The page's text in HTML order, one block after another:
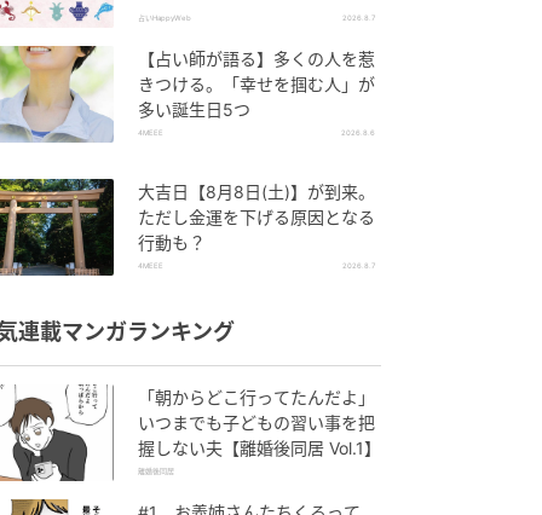
占いHappyWeb 2026.8.7
【占い師が語る】多くの人を惹
きつける。「幸せを掴む人」が
多い誕生日5つ
4MEEE 2026.8.6
大吉日【8月8日(土)】が到来。
ただし金運を下げる原因となる
行動も？
4MEEE 2026.8.7
連載マンガランキング
「朝からどこ行ってたんだよ」
いつまでも子どもの習い事を把
握しない夫【離婚後同居 Vol.1】
離婚後同居